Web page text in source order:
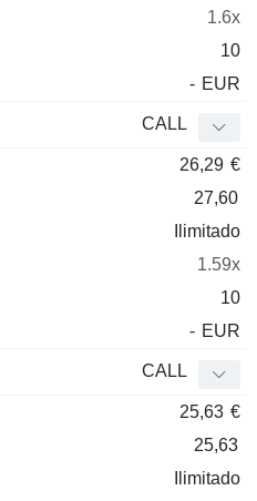
1.6x
10
- EUR
CALL
26,29 €
27,60
Ilimitado
1.59x
10
- EUR
CALL
25,63 €
25,63
Ilimitado